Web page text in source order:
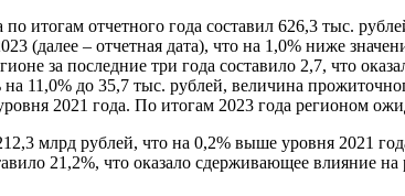
итогам отчетного года составил 626,3 тыс.
(далее – отчетная дата), что на 1,0% ниже
за последние три года составило 2,7, что
11,0% до 35,7 тыс. рублей, величина
2021 года. По итогам 2023 года регионом
млрд рублей, что на 0,2% выше уровня 2021
21,2%, что оказало сдерживающее влияние